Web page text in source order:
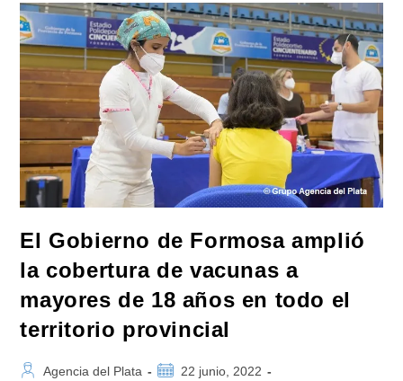
Pandemia:
«La
Clave
De
Poder
Estar
Como
Estamos
Es
Lo
Que
Ha
Avanzado
Argentina
En
La
Vacunación»
El Gobierno de Formosa amplió
la cobertura de vacunas a
mayores de 18 años en todo el
territorio provincial
AutorAgencia del Plata
Publicación
22 junio, 2022